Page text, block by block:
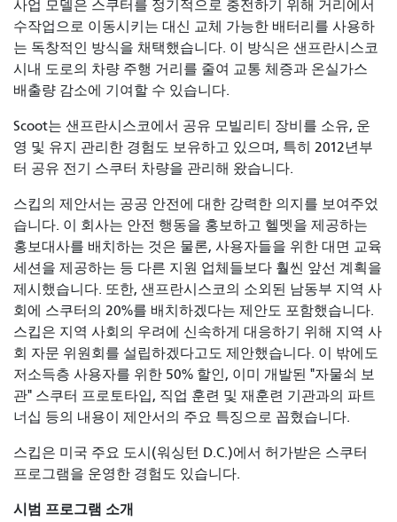
사업 모델은 스쿠터를 정기적으로 충전하기 위해 거리에서
수작업으로 이동시키는 대신 교체 가능한 배터리를 사용하
는 독창적인 방식을 채택했습니다. 이 방식은 샌프란시스코
시내 도로의 차량 주행 거리를 줄여 교통 체증과 온실가스
배출량 감소에 기여할 수 있습니다.
Scoot는 샌프란시스코에서 공유 모빌리티 장비를 소유, 운
영 및 유지 관리한 경험도 보유하고 있으며, 특히 2012년부
터 공유 전기 스쿠터 차량을 관리해 왔습니다.
스킵의 제안서는 공공 안전에 대한 강력한 의지를 보여주었
습니다. 이 회사는 안전 행동을 홍보하고 헬멧을 제공하는
홍보대사를 배치하는 것은 물론, 사용자들을 위한 대면 교육
세션을 제공하는 등 다른 지원 업체들보다 훨씬 앞선 계획을
제시했습니다. 또한, 샌프란시스코의 소외된 남동부 지역 사
회에 스쿠터의 20%를 배치하겠다는 제안도 포함했습니다.
스킵은 지역 사회의 우려에 신속하게 대응하기 위해 지역 사
회 자문 위원회를 설립하겠다고도 제안했습니다. 이 밖에도
저소득층 사용자를 위한 50% 할인, 이미 개발된 "자물쇠 보
관" 스쿠터 프로토타입, 직업 훈련 및 재훈련 기관과의 파트
너십 등의 내용이 제안서의 주요 특징으로 꼽혔습니다.
스킵은 미국 주요 도시(워싱턴 D.C.)에서 허가받은 스쿠터
프로그램을 운영한 경험도 있습니다.
시범 프로그램 소개